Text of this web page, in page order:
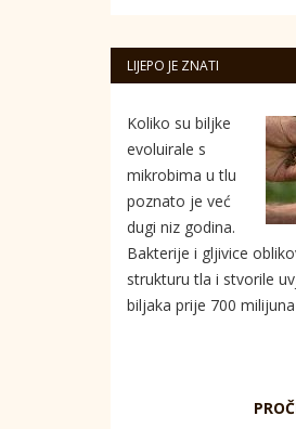
LIJEPO JE ZNATI
Koliko su biljke
evoluirale s
mikrobima u tlu
poznato je već
dugi niz godina.
Bakterije i gljivice
strukturu tla i stvorile
biljaka prije 700